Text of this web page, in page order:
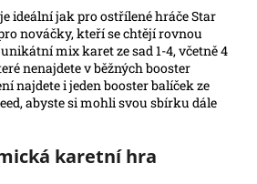
je ideální jak pro ostřílené hráče Star
nováčky, kteří se chtějí rovnou
mix karet ze sad 1-4, včetně 4
nenajdete v běžných booster
najdete i jeden booster balíček ze
abyste si mohli svou sbírku dále
karetní hra